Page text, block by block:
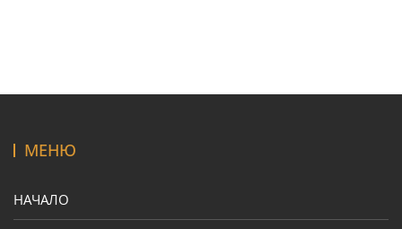
МЕНЮ
НАЧАЛО